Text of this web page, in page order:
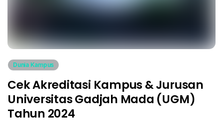
Dunia Kampus
Cek Akreditasi Kampus & Jurusan
Universitas Gadjah Mada (UGM)
Tahun 2024